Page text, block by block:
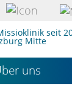
uns